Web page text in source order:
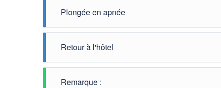
et des
beurre
Plongée en apnée
Retour à l'hôtel
Remarque :